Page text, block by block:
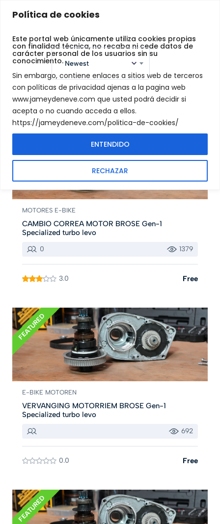
Política de cookies
Este portal web únicamente utiliza cookies propias
con finalidad técnica, no recaba ni cede datos de
carácter personal de los usuarios sin su
conocimiento.
Sin embargo, contiene enlaces a sitios web de terceros
con políticas de privacidad ajenas a la pagina web
www.jameydeneve.com que usted podrá decidir si
acepta o no cuando acceda a ellos.
https://jameydeneve.com/politica-de-cookies/
RECHAZAR
ENTENDIDO
Jamey
Neve
Sort by:
Newest
Filters
MOTORES E-BIKE
CAMBIO CORREA MOTOR BROSE Gen-1
Specialized turbo levo
0 1379
3.0 Free
FEATURED
E-BIKE MOTOREN
VERVANGING MOTORRIEM BROSE Gen-1
Specialized turbo levo
692
0.0 Free
FEATURED